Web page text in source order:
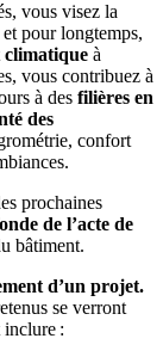
vous visez la
pour longtemps,
climatique à
vous contribuez à
à des filières en
des
confort
prochaines
de l’acte de
bâtiment.
d’un projet.
se verront
: